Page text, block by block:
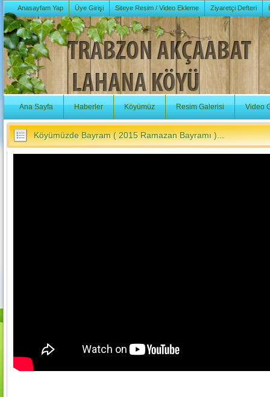
Anasayfam Yap Üye Girişi Siteye Resim / Video Ekleme Ziyaretçi Defteri
Ana Sayfa Haberler Köyümüz Resim Galerisi Video
Köyümüzde Bayram ( 2015 Ramazan Bayramı )...